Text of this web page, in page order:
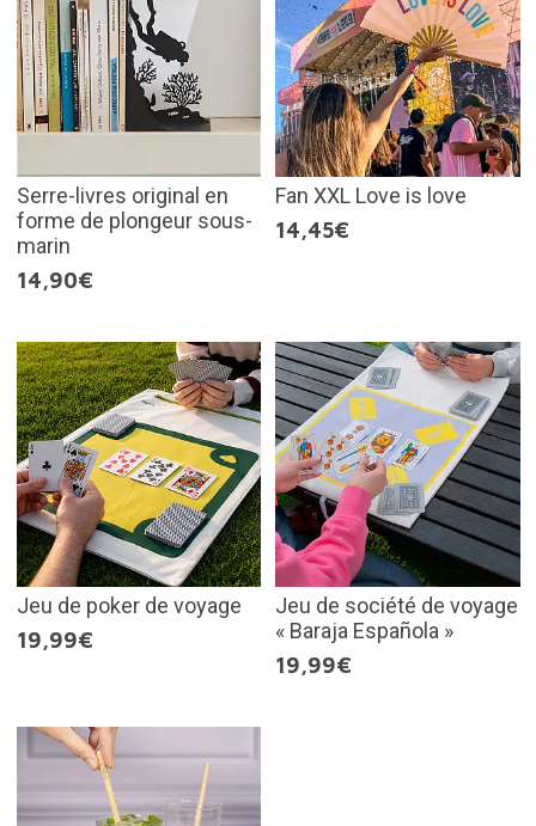
Serre-livres original en
forme de plongeur sous-
marin
14,90€
Fan XXL Love is love
14,45€
Jeu de poker de voyage
19,99€
Jeu de société de voyage
« Baraja Española »
19,99€